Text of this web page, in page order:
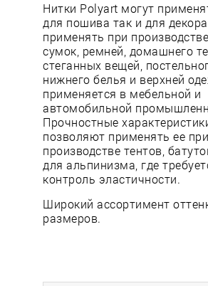
Нитки Polyart могут
для пошива так и для
применять при
сумок, ремней, домашнего
стеганных вещей,
нижнего белья и верхней
применяется в мебельной и
автомобильной
Прочностные
позволяют применять ее при
производстве тентов,
для альпинизма, где
контроль эластичности.
Широкий ассортимент
размеров.